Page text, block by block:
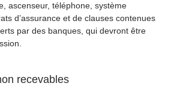
ascenseur, téléphone, système
d’assurance et de clauses contenues
par des banques, qui devront être
recevables